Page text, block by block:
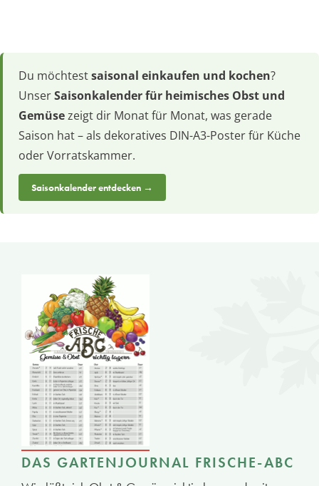
Du möchtestsaisonal einkaufen und kochen?
UnserSaisonkalender für heimisches Obst und
Gemüsezeigt dir Monat für Monat, was gerade
Saison hat – als dekoratives DIN-A3-Poster für Küche
oder Vorratskammer.
Saisonkalender entdecken →
DAS GARTENJOURNAL FRISCHE-ABC